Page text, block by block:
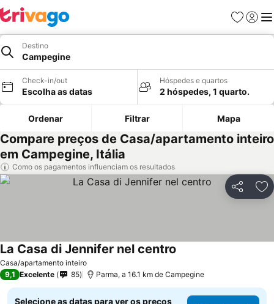
Favoritos
Iniciar
Destino
Campegine
Check-in/out
Escolha as datas
Hóspedes e quartos
2 hóspedes, 1 quarto.
Ordenar Filtrar Mapa
Compare preços de Casa/apartamento inteiro
em Campegine, Itália
Como os pagamentos influenciam os resultados
Partilhar
Casa/apartamento inteiro
La Casa di Jennifer nel centro
9,1 Excelente 85 Parma, a 16.1 km de Campegine
Selecione as datas para ver os preços